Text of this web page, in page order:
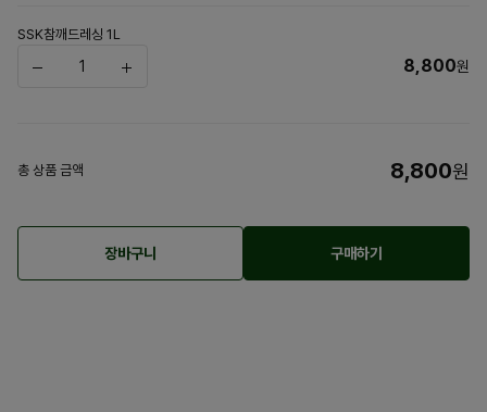
SSK참깨드레싱 1L
8,800원
총 상품 금액 8,800원
장바구니 구매하기